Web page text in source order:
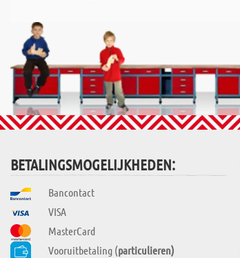
BETALINGSMOGELIJKHEDEN:
Bancontact
VISA
MasterCard
Vooruitbetaling (particulieren)